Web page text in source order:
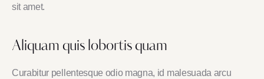
sit amet.
Aliquam quis lobortis quam
Curabitur pellentesque odio magna, id malesuada arcu